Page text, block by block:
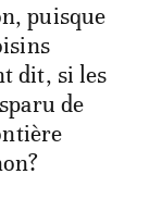
puisque
dit, si les
de